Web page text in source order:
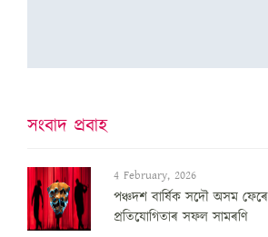
সংবাদ প্ৰবাহ
4 February, 2026
পঞ্চদশ বার্ষিক সদৌ অসম
প্রতিযোগিতাৰ সফল সামৰণি